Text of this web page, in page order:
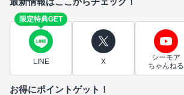
限定特典GET
LINE X
シーモア
ちゃんねる
お得にポイントゲット！